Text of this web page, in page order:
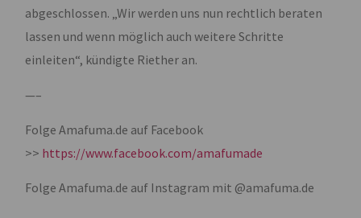
abgeschlossen. „Wir werden uns nun rechtlich beraten
lassen und wenn möglich auch weitere Schritte
einleiten“, kündigte Riether an.
—–
Folge Amafuma.de auf Facebook
>> https://www.facebook.com/amafumade
Folge Amafuma.de auf Instagram mit @amafuma.de